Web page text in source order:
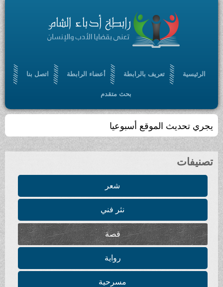
الرئيسية تعريف بالرابطة أعضاء الرابطة اتصل بنا
بحث متقدم
تجمّعٌ أدبي ، ثقافي ، مفتوح ، يسعى إلى الإسهام في
بلورة رؤيا أدبية حضارية ، من خلال أدب سامٍ ملتزم
تصنيفات
شعر
نثر فني
قصة
رواية
مسرحية